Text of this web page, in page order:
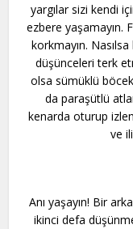
yargılar sizi kendi
ezbere yaşamayın.
korkmayın.
düşünceleri terk
olsa sümüklü
da paraşütlü
kenarda oturup
ve
Anı yaşayın! Bir
ikinci defa